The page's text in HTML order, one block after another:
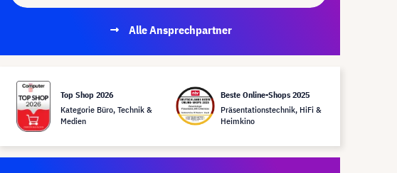
Alle Ansprechpartner
Top Shop 2026
Kategorie Büro, Technik &
Medien
Beste Online-Shops 2025
Präsentationstechnik, HiFi &
Heimkino